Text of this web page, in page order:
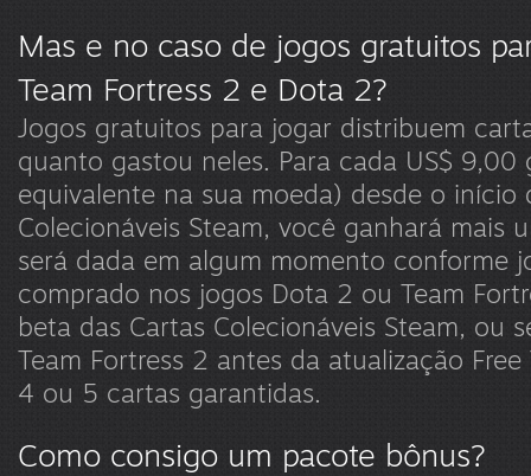
Mas e no caso de jogos gratuitos
Team Fortress 2 e Dota 2?
Jogos gratuitos para jogar distribuem
quanto gastou neles. Para cada US$ 9,00
equivalente na sua moeda) desde o início
Colecionáveis Steam, você ganhará mais
será dada em algum momento conforme
comprado nos jogos Dota 2 ou Team
beta das Cartas Colecionáveis Steam, ou
Team Fortress 2 antes da atualização
4 ou 5 cartas garantidas.
Como consigo um pacote bônus?